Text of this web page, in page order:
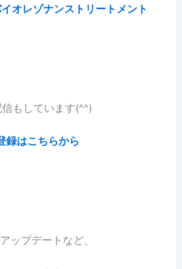
オレゾナンストリートメント
信もしています(^^)
録はこちらから
ップデートなど、